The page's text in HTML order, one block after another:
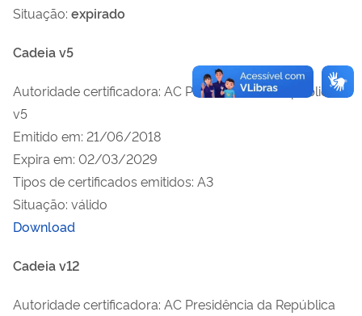
Situação: expirado
Cadeia v5
Autoridade certificadora: AC Presidência da República
v5
Emitido em: 21/06/2018
Expira em: 02/03/2029
Tipos de certificados emitidos: A3
Situação: válido
Download
Cadeia v12
Autoridade certificadora: AC Presidência da República